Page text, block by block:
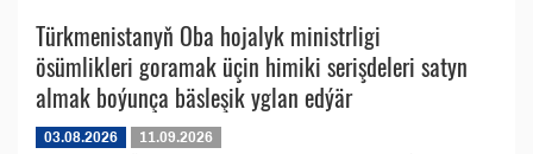
Türkmenistanyň Oba hojalyk ministrligi
ösümlikleri goramak üçin himiki serişdeleri satyn
almak boýunça bäsleşik yglan edýär
03.08.2026
11.09.2026